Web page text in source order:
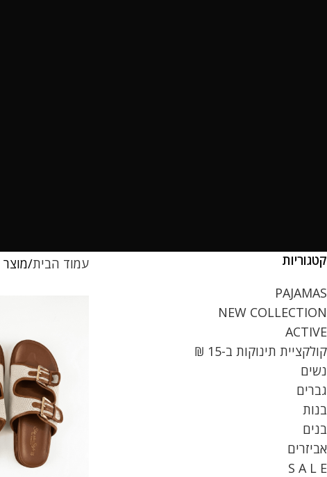
קטגוריות
PAJAMAS
NEW COLLECTION
ACTIVE
קולקציית תינוקות ב-15 ₪
נשים
גברים
בנות
בנים
אביזרים
S A L E
עמוד הבית